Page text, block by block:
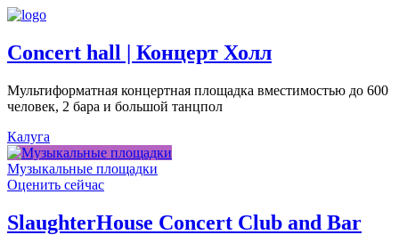
Concert hall | Концерт Холл
Мультиформатная концертная площадка вместимостью до 600
человек, 2 бара и большой танцпол
Калуга
Музыкальные площадки
Оценить сейчас
SlaughterHouse Concert Club and Bar